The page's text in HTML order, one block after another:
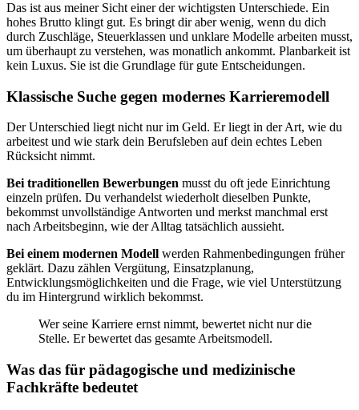
Das ist aus meiner Sicht einer der wichtigsten Unterschiede. Ein
hohes Brutto klingt gut. Es bringt dir aber wenig, wenn du dich
durch Zuschläge, Steuerklassen und unklare Modelle arbeiten musst,
um überhaupt zu verstehen, was monatlich ankommt. Planbarkeit ist
kein Luxus. Sie ist die Grundlage für gute Entscheidungen.
Klassische Suche gegen modernes Karrieremodell
Der Unterschied liegt nicht nur im Geld. Er liegt in der Art, wie du
arbeitest und wie stark dein Berufsleben auf dein echtes Leben
Rücksicht nimmt.
Bei traditionellen Bewerbungen musst du oft jede Einrichtung
einzeln prüfen. Du verhandelst wiederholt dieselben Punkte,
bekommst unvollständige Antworten und merkst manchmal erst
nach Arbeitsbeginn, wie der Alltag tatsächlich aussieht.
Bei einem modernen Modell werden Rahmenbedingungen früher
geklärt. Dazu zählen Vergütung, Einsatzplanung,
Entwicklungsmöglichkeiten und die Frage, wie viel Unterstützung
du im Hintergrund wirklich bekommst.
Wer seine Karriere ernst nimmt, bewertet nicht nur die
Stelle. Er bewertet das gesamte Arbeitsmodell.
Was das für pädagogische und medizinische
Fachkräfte bedeutet